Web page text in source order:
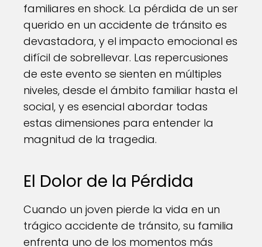
familiares en shock. La pérdida de un ser
querido en un accidente de tránsito es
devastadora, y el impacto emocional es
difícil de sobrellevar. Las repercusiones
de este evento se sienten en múltiples
niveles, desde el ámbito familiar hasta el
social, y es esencial abordar todas
estas dimensiones para entender la
magnitud de la tragedia.
El Dolor de la Pérdida
Cuando un joven pierde la vida en un
trágico accidente de tránsito, su familia
enfrenta uno de los momentos más